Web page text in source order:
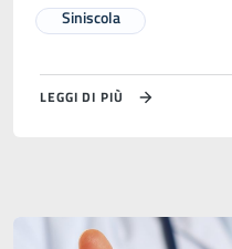
Siniscola
LEGGI DI PIÙ